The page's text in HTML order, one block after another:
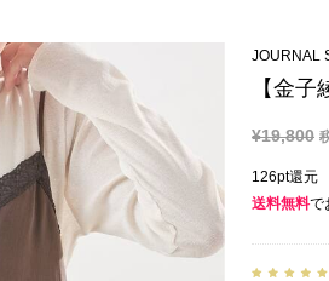
JOURNAL
【金
¥19,800
126pt還元
送料無料で